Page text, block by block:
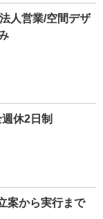
人営業/空間デザ
休2日制
案から実行まで